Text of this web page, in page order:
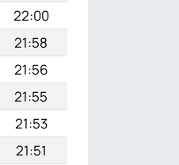
22:00
21:58
21:56
21:55
21:53
21:51